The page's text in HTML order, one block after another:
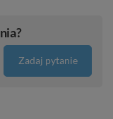
Zadaj pytanie